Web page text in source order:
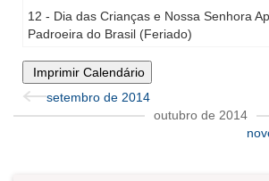
12 - Dia das Crianças e Nossa Senhora
Padroeira do Brasil (Feriado)
Imprimir Calendário
setembro de 2014
outubro de 2014